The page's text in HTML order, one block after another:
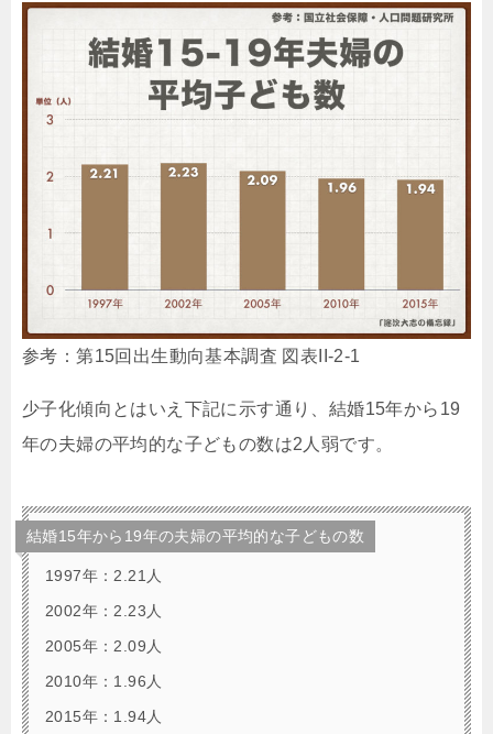
参考：第15回出生動向基本調査 図表II-2-1
少子化傾向とはいえ下記に示す通り、結婚15年から19
年の夫婦の平均的な子どもの数は2人弱です。
結婚15年から19年の夫婦の平均的な子どもの数
1997年：2.21人
2002年：2.23人
2005年：2.09人
2010年：1.96人
2015年：1.94人